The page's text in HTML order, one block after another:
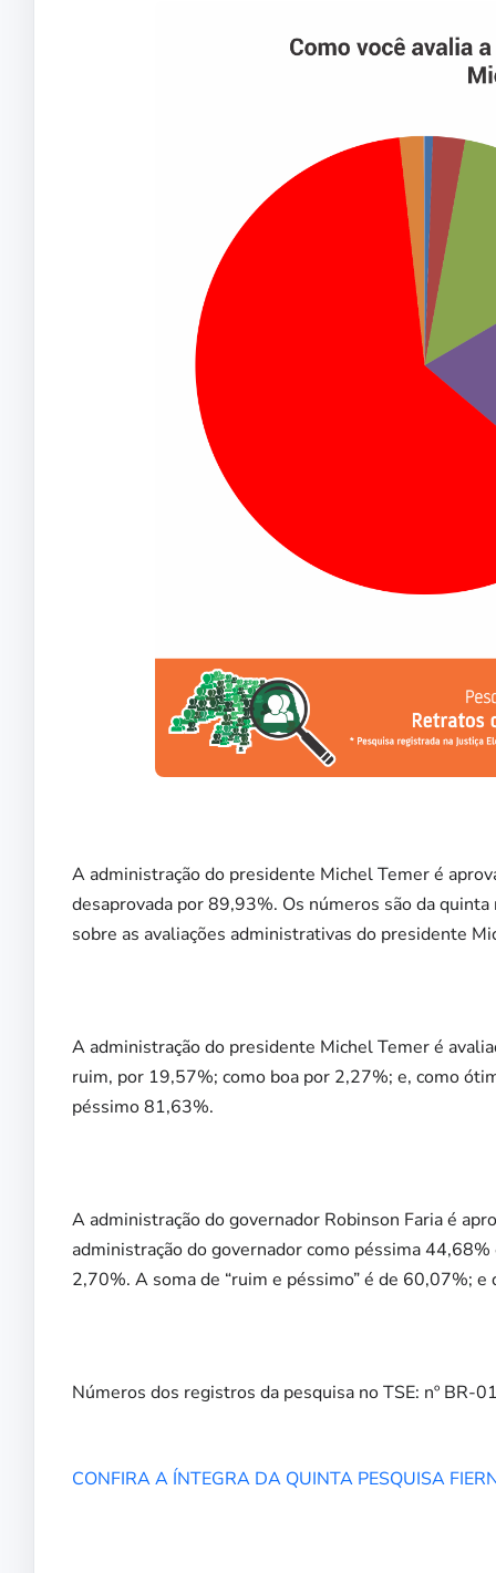
A administração do presidente Michel Temer é
desaprovada por 89,93%. Os números são da
sobre as avaliações administrativas do presidente
A administração do presidente Michel Temer é
ruim, por 19,57%; como boa por 2,27%; e, como
péssimo 81,63%.
A administração do governador Robinson Faria é
administração do governador como péssima
2,70%. A soma de “ruim e péssimo” é de 60,07%;
Números dos registros da pesquisa no TSE: nº
CONFIRA A ÍNTEGRA DA QUINTA PESQUISA